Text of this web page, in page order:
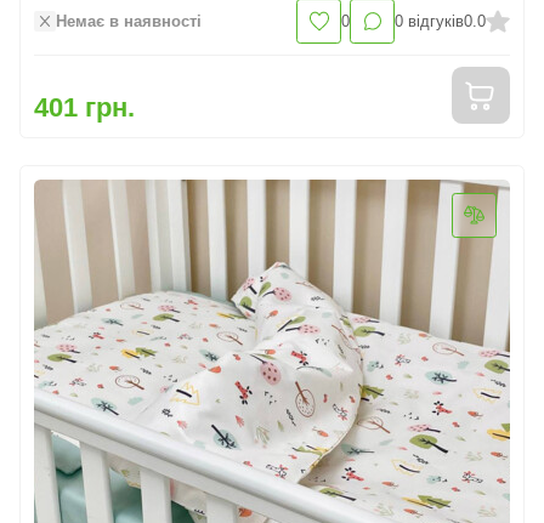
Немає в наявності 0 0 відгуків0.0
401 грн.